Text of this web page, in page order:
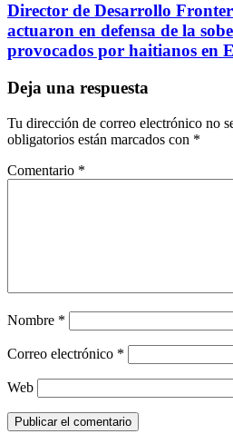
Director de Desarrollo
actuaron en defensa de la
provocados por haitianos en
Deja una respuesta
Tu dirección de correo electrónico no
obligatorios están marcados con *
Comentario *
Nombre *
Correo electrónico *
Web